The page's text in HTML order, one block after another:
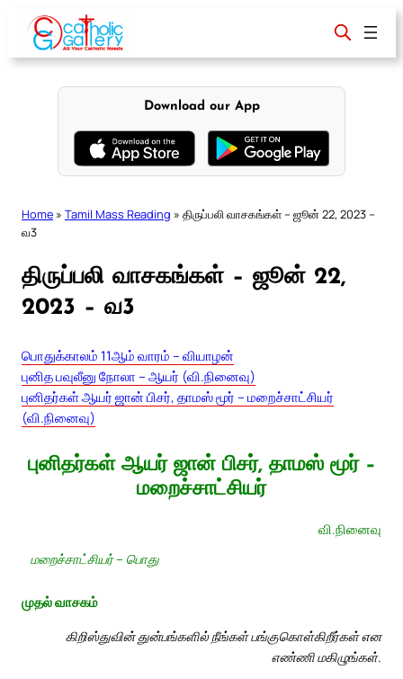
content
Download our App
Home » Tamil Mass Reading » திருப்பலி வாசகங்கள் – ஜூன் 22, 2023 –
வ3
திருப்பலி வாசகங்கள் – ஜூன் 22,
2023 – வ3
பொதுக்காலம் 11ஆம் வாரம் – வியாழன்
புனித பவுலீனு நோலா – ஆயர் (வி.நினைவு)
புனிதர்கள் ஆயர் ஜான் பிசர், தாமஸ் மூர் – மறைச்சாட்சியர்
(வி.நினைவு)
புனிதர்கள் ஆயர் ஜான் பிசர், தாமஸ் மூர் –
மறைச்சாட்சியர்
வி.நினைவு
மறைச்சாட்சியர் – பொது
முதல் வாசகம்
கிறிஸ்துவின் துன்பங்களில் நீங்கள் பங்குகொள்கிறீர்கள் என
எண்ணி மகிழுங்கள்.